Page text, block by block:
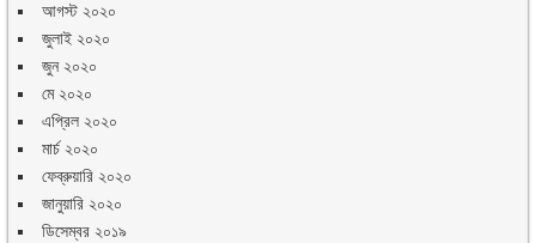
আগস্ট ২০২০
জুলাই ২০২০
জুন ২০২০
মে ২০২০
এপ্রিল ২০২০
মার্চ ২০২০
ফেব্রুয়ারি ২০২০
জানুয়ারি ২০২০
ডিসেম্বর ২০১৯